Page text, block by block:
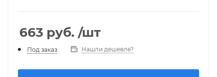
663 руб. /шт
Под заказ Нашли дешевле?